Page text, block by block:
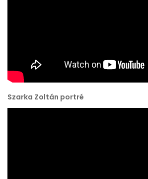
Szarka Zoltán portré